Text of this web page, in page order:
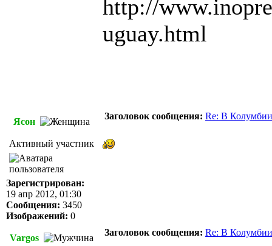
http://
uguay.html
Ясон
Заголовок сообщения: Re: В Колумбии
Активный участник
Зарегистрирован:
19 апр 2012, 01:30
Сообщения: 3450
Изображений: 0
Vargos
Заголовок сообщения: Re: В Колумбии